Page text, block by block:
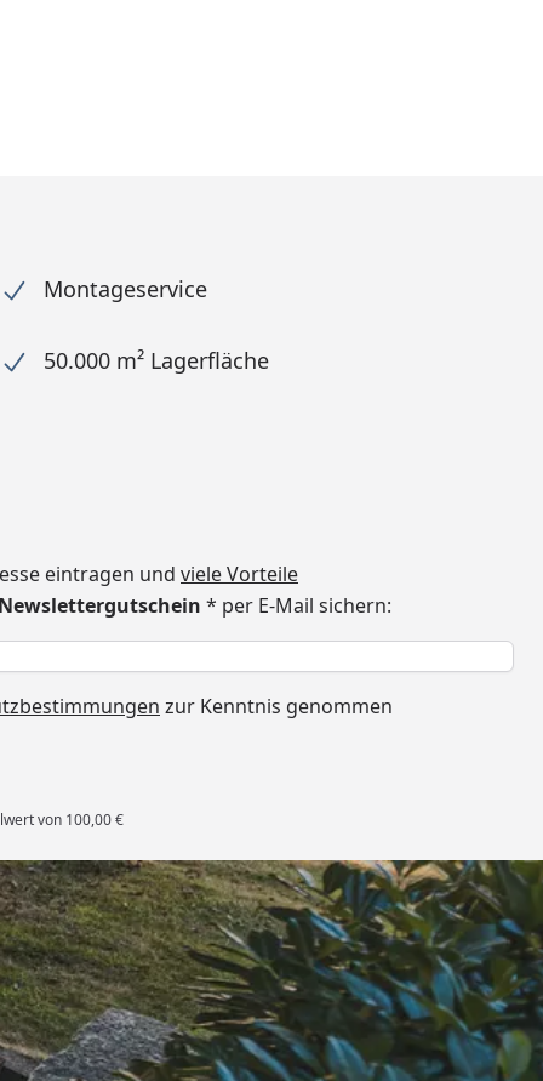
Montageservice
50.000 m² Lagerfläche
eintragen und viele Vorteile
* per E-Mail sichern:
zur Kenntnis genommen
von 100,00 €